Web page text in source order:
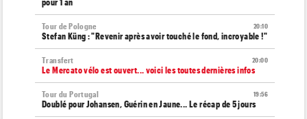
20:10
Tour de Pologne
Stefan Küng : "Revenir après avoir touché le fond, incroyable !"
20:00
Transfert
Le Mercato vélo est ouvert... voici les toutes dernières infos
19:56
Tour du Portugal
Doublé pour Johansen, Guérin en Jaune... Le récap de 5 jours